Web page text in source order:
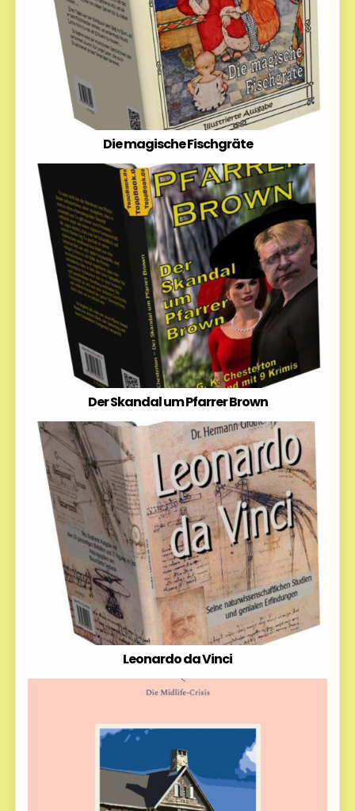
Die magische Fischgräte
Der Skandal um Pfarrer Brown
Leonardo da Vinci